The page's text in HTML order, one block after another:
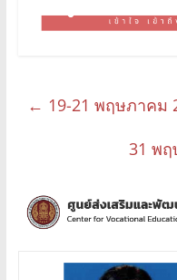
← 19-21 พฤษภาคม
31 พ